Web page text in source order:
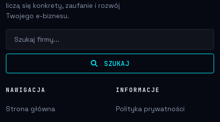
liczą się konkrety, zaufanie i rozwój
Twojego e-biznesu.
SZUKAJ
NAWIGACJA
Strona główna
INFORMACJE
Polityka prywatności